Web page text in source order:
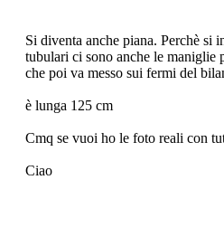
Si diventa anche piana. Perchè si
tubulari ci sono anche le maniglie
che poi va messo sui fermi del
è lunga 125 cm
Cmq se vuoi ho le foto reali con
Ciao